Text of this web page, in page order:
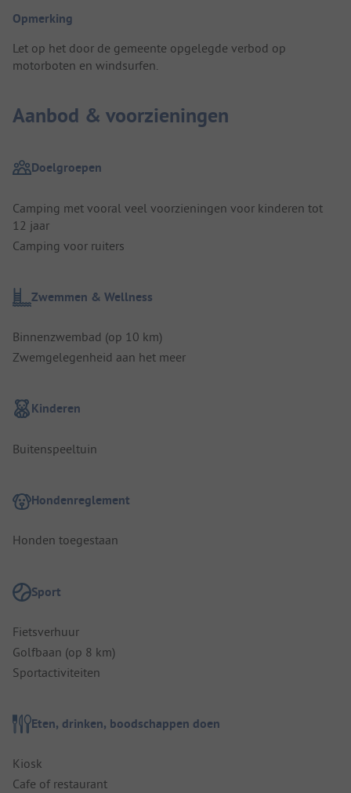
Opmerking
Let op het door de gemeente opgelegde verbod op
motorboten en windsurfen.
Aanbod & voorzieningen
Doelgroepen
Camping met vooral veel voorzieningen voor kinderen tot
12 jaar
Camping voor ruiters
Zwemmen & Wellness
Binnenzwembad (op 10 km)
Zwemgelegenheid aan het meer
Kinderen
Buitenspeeltuin
Hondenreglement
Honden toegestaan
Sport
Fietsverhuur
Golfbaan (op 8 km)
Sportactiviteiten
Eten, drinken, boodschappen doen
Kiosk
Cafe of restaurant